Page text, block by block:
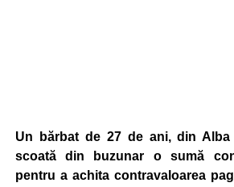
Un bărbat de 27 de ani, din
scoată din buzunar o sumă
pentru a achita contravaloarea